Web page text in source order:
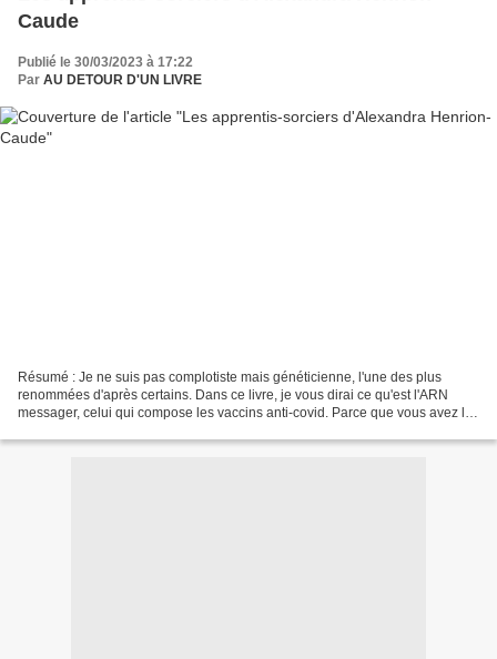
Caude
Publié le 30/03/2023 à 17:22
Par AU DETOUR D'UN LIVRE
Résumé : Je ne suis pas complotiste mais généticienne, l'une des plus
renommées d'après certains. Dans ce livre, je vous dirai ce qu'est l'ARN
messager, celui qui compose les vaccins anti-covid. Parce que vous avez le